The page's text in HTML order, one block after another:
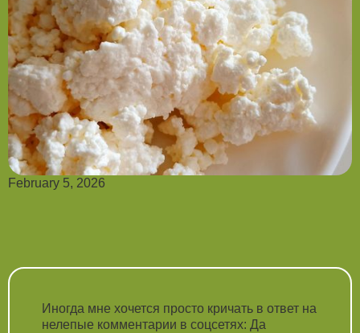
February 5, 2026
Иногда мне хочется просто кричать в ответ на
нелепые комментарии в соцсетях: Да